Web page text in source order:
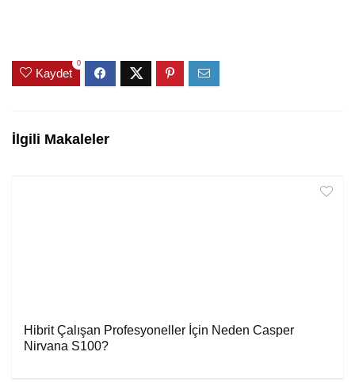
Kaydet
0
İlgili Makaleler
Hibrit Çalışan Profesyoneller İçin Neden Casper
Nirvana S100?